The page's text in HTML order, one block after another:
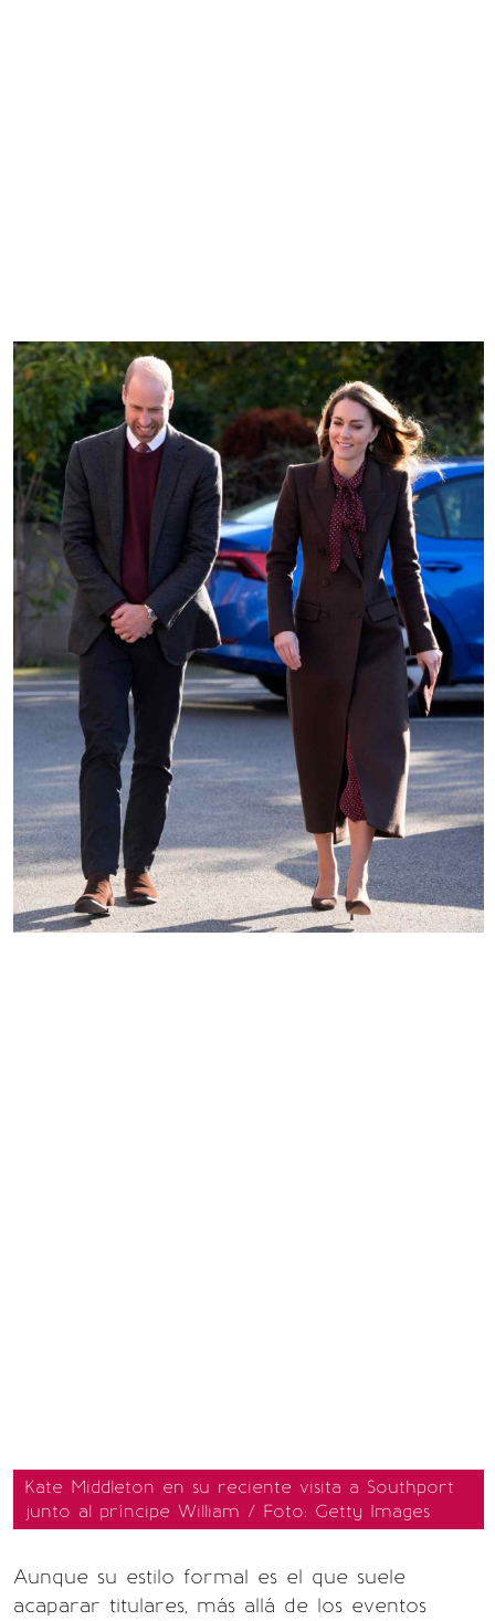
Kate Middleton en su reciente visita a Southport
junto al príncipe William / Foto: Getty Images
Aunque su estilo formal es el que suele
acaparar titulares, más allá de los eventos